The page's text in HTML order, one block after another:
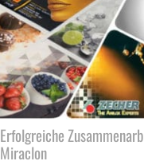
Erfolgreiche
Miraclon